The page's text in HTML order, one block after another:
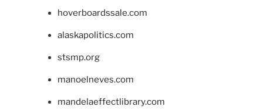
hoverboardssale.com
alaskapolitics.com
stsmp.org
manoelneves.com
mandelaeffectlibrary.com